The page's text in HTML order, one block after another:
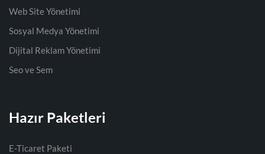
Web Site Yönetimi
Sosyal Medya Yönetimi
Dijital Reklam Yönetimi
Seo ve Sem
Hazır Paketleri
E-Ticaret Paketi